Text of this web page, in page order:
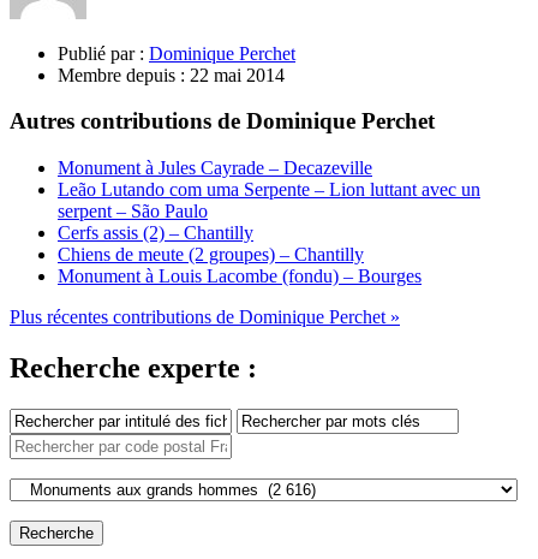
Publié par : Dominique Perchet
Membre depuis : 22 mai 2014
Autres contributions de Dominique Perchet
Monument à Jules Cayrade – Decazeville
Leão Lutando com uma Serpente – Lion luttant avec un
serpent – São Paulo
Cerfs assis (2) – Chantilly
Chiens de meute (2 groupes) – Chantilly
Monument à Louis Lacombe (fondu) – Bourges
Plus récentes contributions de Dominique Perchet »
Recherche experte :